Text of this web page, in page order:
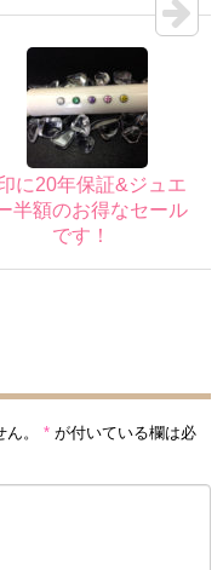
に20年保証&ジュエ
半額のお得なセール
です！
。 * が付いている欄は必